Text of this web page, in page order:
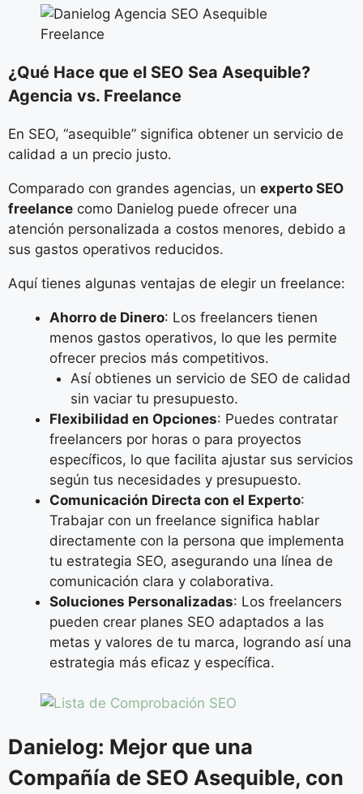
¿Qué Hace que el SEO Sea Asequible?
Agencia vs. Freelance
En SEO, “asequible” significa obtener un servicio de
calidad a un precio justo.
Comparado con grandes agencias, un experto SEO
freelance como Danielog puede ofrecer una
atención personalizada a costos menores, debido a
sus gastos operativos reducidos.
Aquí tienes algunas ventajas de elegir un freelance:
Ahorro de Dinero: Los freelancers tienen
menos gastos operativos, lo que les permite
ofrecer precios más competitivos.
Así obtienes un servicio de SEO de calidad
sin vaciar tu presupuesto.
Flexibilidad en Opciones: Puedes contratar
freelancers por horas o para proyectos
específicos, lo que facilita ajustar sus servicios
según tus necesidades y presupuesto.
Comunicación Directa con el Experto:
Trabajar con un freelance significa hablar
directamente con la persona que implementa
tu estrategia SEO, asegurando una línea de
comunicación clara y colaborativa.
Soluciones Personalizadas: Los freelancers
pueden crear planes SEO adaptados a las
metas y valores de tu marca, logrando así una
estrategia más eficaz y específica.
Danielog: Mejor que una
Compañía de SEO Asequible, con